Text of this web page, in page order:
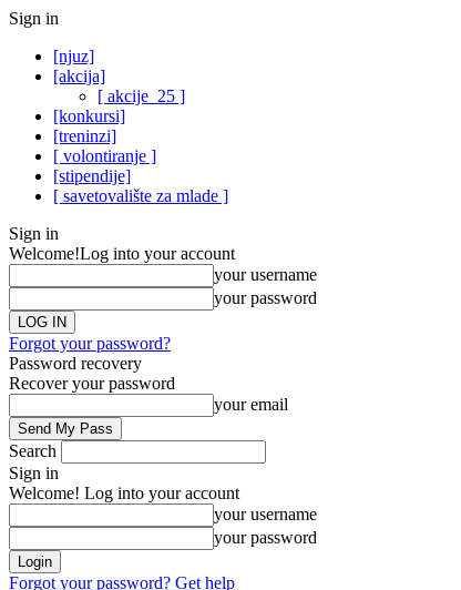
Sign in
[njuz]
[akcija]
[ akcije_25 ]
[konkursi]
[treninzi]
[ volontiranje ]
[stipendije]
[ savetovalište za mlade ]
Sign in
Welcome!Log into your account
your username
your password
Forgot your password?
Password recovery
Recover your password
your email
Search
Sign in
Welcome! Log into your account
your username
your password
Forgot your password? Get help